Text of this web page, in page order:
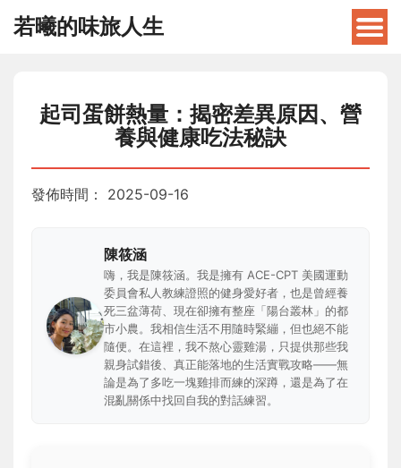
若曦的味旅人生
起司蛋餅熱量：揭密差異原因、營
養與健康吃法秘訣
發佈時間： 2025-09-16
陳筱涵
嗨，我是陳筱涵。我是擁有 ACE-CPT 美國運動
委員會私人教練證照的健身愛好者，也是曾經養
死三盆薄荷、現在卻擁有整座「陽台叢林」的都
市小農。我相信生活不用隨時緊繃，但也絕不能
隨便。在這裡，我不熬心靈雞湯，只提供那些我
親身試錯後、真正能落地的生活實戰攻略——無
論是為了多吃一塊雞排而練的深蹲，還是為了在
混亂關係中找回自我的對話練習。